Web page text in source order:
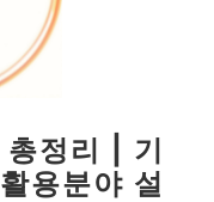
정리 | 기
용분야 설